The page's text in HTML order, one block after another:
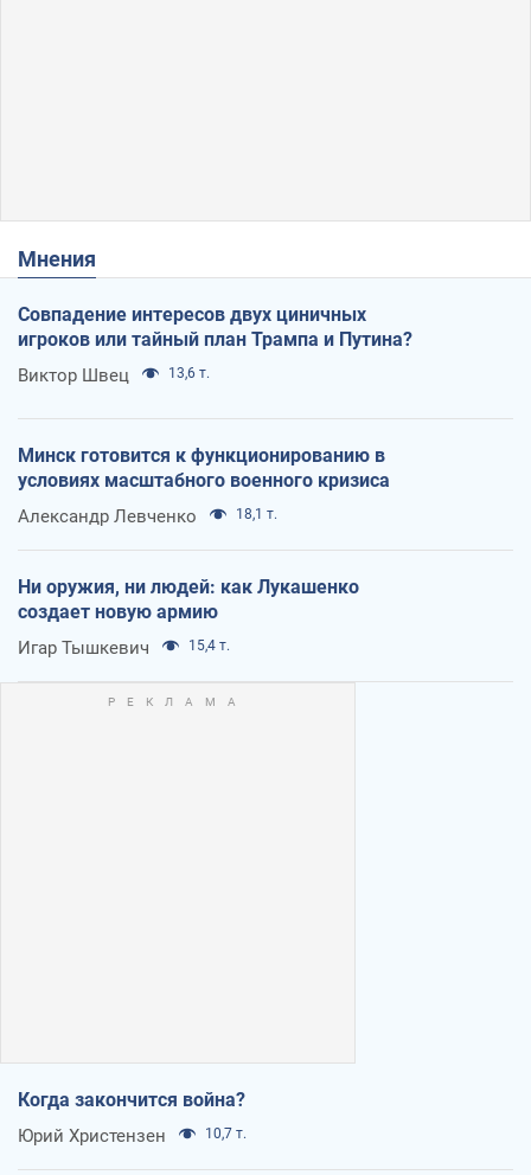
Мнения
Совпадение интересов двух циничных
игроков или тайный план Трампа и Путина?
Виктор Швец 13,6 т.
Минск готовится к функционированию в
условиях масштабного военного кризиса
Александр Левченко 18,1 т.
Ни оружия, ни людей: как Лукашенко
создает новую армию
Игар Тышкевич 15,4 т.
Когда закончится война?
Юрий Христензен 10,7 т.